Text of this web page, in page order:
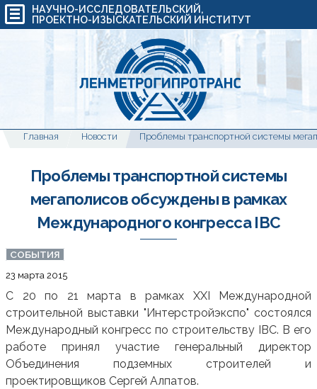
НАУЧНО-ИССЛЕДОВАТЕЛЬСКИЙ,
ПРОЕКТНО-ИЗЫСКАТЕЛЬСКИЙ ИНСТИТУТ
Главная Новости
Проблемы транспортной системы
мегаполисов обсуждены в рамках
Международного конгресса IBC
СОБЫТИЯ
23 марта 2015
С 20 по 21 марта в рамках XXI Международной
строительной выставки "Интерстройэкспо" состоялся
Международный конгресс по строительству IBC. В его
работе принял участие генеральный директор
Объединения подземных строителей и
проектировщиков Сергей Алпатов.